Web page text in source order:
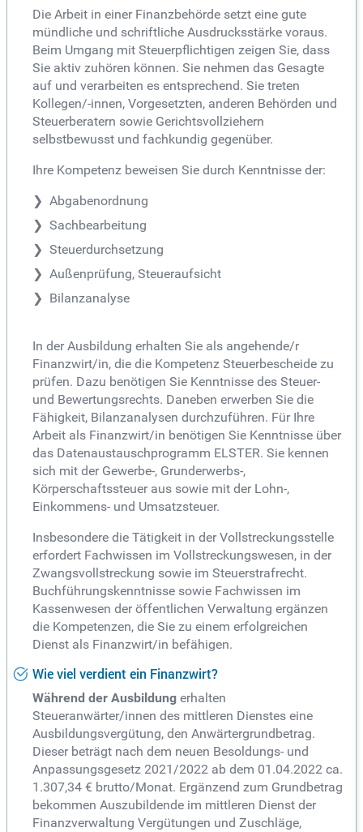
Die Arbeit in einer Finanzbehörde setzt eine gute
mündliche und schriftliche Ausdrucksstärke voraus.
Beim Umgang mit Steuerpflichtigen zeigen Sie, dass
Sie aktiv zuhören können. Sie nehmen das Gesagte
auf und verarbeiten es entsprechend. Sie treten
Kollegen/-innen, Vorgesetzten, anderen Behörden und
Steuerberatern sowie Gerichtsvollziehern
selbstbewusst und fachkundig gegenüber.
Ihre Kompetenz beweisen Sie durch Kenntnisse der:
Abgabenordnung
Sachbearbeitung
Steuerdurchsetzung
Außenprüfung, Steueraufsicht
Bilanzanalyse
In der Ausbildung erhalten Sie als angehende/r
Finanzwirt/in, die die Kompetenz Steuerbescheide zu
prüfen. Dazu benötigen Sie Kenntnisse des Steuer-
und Bewertungsrechts. Daneben erwerben Sie die
Fähigkeit, Bilanzanalysen durchzuführen. Für Ihre
Arbeit als Finanzwirt/in benötigen Sie Kenntnisse über
das Datenaustauschprogramm ELSTER. Sie kennen
sich mit der Gewerbe-, Grunderwerbs-,
Körperschaftssteuer aus sowie mit der Lohn-,
Einkommens- und Umsatzsteuer.
Insbesondere die Tätigkeit in der Vollstreckungsstelle
erfordert Fachwissen im Vollstreckungswesen, in der
Zwangsvollstreckung sowie im Steuerstrafrecht.
Buchführungskenntnisse sowie Fachwissen im
Kassenwesen der öffentlichen Verwaltung ergänzen
die Kompetenzen, die Sie zu einem erfolgreichen
Dienst als Finanzwirt/in befähigen.
Wie viel verdient ein Finanzwirt?
Während der Ausbildung erhalten
Steueranwärter/innen des mittleren Dienstes eine
Ausbildungsvergütung, den Anwärtergrundbetrag.
Dieser beträgt nach dem neuen Besoldungs- und
Anpassungsgesetz 2021/2022 ab dem 01.04.2022 ca.
1.307,34 € brutto/Monat. Ergänzend zum Grundbetrag
bekommen Auszubildende im mittleren Dienst der
Finanzverwaltung Vergütungen und Zuschläge,